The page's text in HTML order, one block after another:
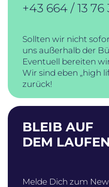
+43 664 / 13 76
Sollten wir nicht
uns außerhalb der
Eventuell bereiten
Wir sind eben „high
zurück!
BLEIB AUF
DEM
Melde Dich zum